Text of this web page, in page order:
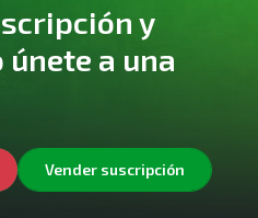
y
a una
Vender suscripción